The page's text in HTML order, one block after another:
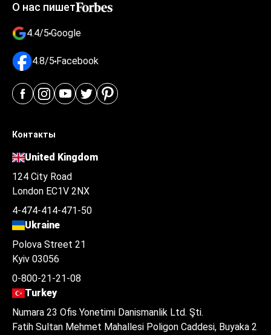
О нас пишет
4.4/5 Google
4.8/5 Facebook
Контакты
United Kingdom
124 City Road
London EC1V 2NX
4-474-414-471-50
Ukraine
Polova Street 21
Kyiv 03056
0-800-21-21-08
Turkey
Numara 23 Ofis Yonetimi Danismanlik Ltd. Şti.
Fatih Sultan Mehmet Mahallesi Poligon Caddesi, Buyaka 2